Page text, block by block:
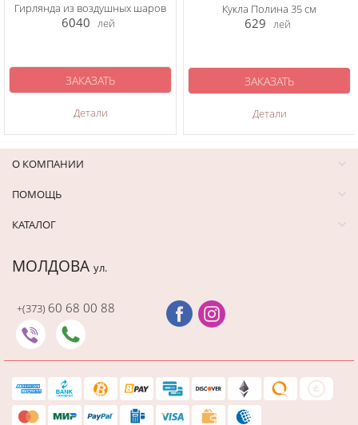
Гирлянда из воздушных шаров
6040 лей
Детали
ЗАКАЗАТЬ
Кукла Полина 35 см
629 лей
Детали
ЗАКАЗАТЬ
О КОМПАНИИ
ПОМОЩЬ
КАТАЛОГ
МОЛДОВА ул.
+(373) 60 68 00 88